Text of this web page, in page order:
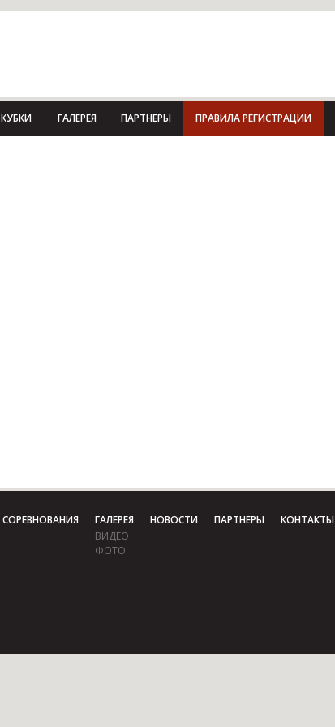
КУБКИ ГАЛЕРЕЯ ПАРТНЕРЫ ПРАВИЛА РЕГИСТРАЦИИ
СОРЕВНОВАНИЯ
ГАЛЕРЕЯ
ВИДЕО
ФОТО
НОВОСТИ ПАРТНЕРЫ КОНТАКТЫ